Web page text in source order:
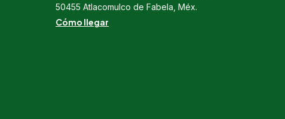
50455 Atlacomulco de Fabela, Méx.
Cómo llegar